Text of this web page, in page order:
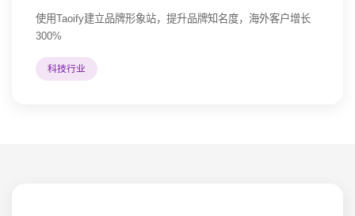
使用Taoify建立品牌形象站，提升品牌知名度，海外客户增长
300%
科技行业